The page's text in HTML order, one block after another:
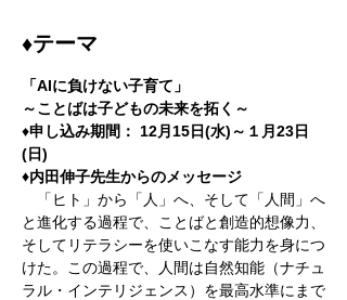
♦テーマ
「AIに負けない子育て」
～ことばは子どもの未来を拓く～
♦申し込み期間： 12月15日(水)～１月23日
(日)
♦内田伸子先生からのメッセージ
「ヒト」から「人」へ、そして「人間」へ
と進化する過程で、ことばと創造的想像力、
そしてリテラシーを使いこなす能力を身につ
けた。この過程で、人間は自然知能（ナチュ
ラル・インテリジェンス）を最高水準にまで